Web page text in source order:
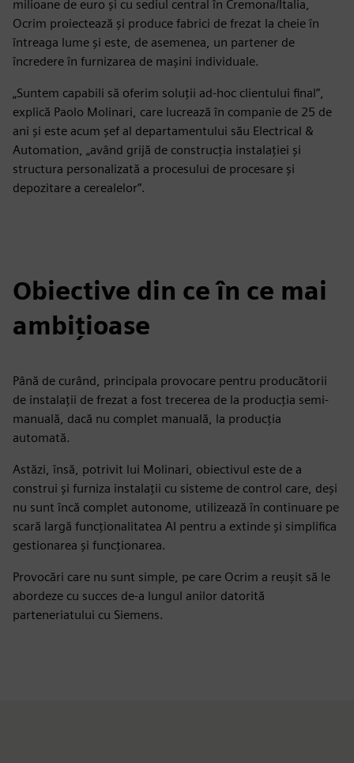
milioane de euro și cu sediul central în Cremona/Italia,
Ocrim proiectează și produce fabrici de frezat la cheie în
întreaga lume și este, de asemenea, un partener de
încredere în furnizarea de mașini individuale.
„Suntem capabili să oferim soluții ad-hoc clientului final”,
explică Paolo Molinari, care lucrează în companie de 25 de
ani și este acum șef al departamentului său Electrical &
Automation, „având grijă de construcția instalației și
structura personalizată a procesului de procesare și
depozitare a cerealelor”.
Obiective din ce în ce mai
ambițioase
Până de curând, principala provocare pentru producătorii
de instalații de frezat a fost trecerea de la producția semi-
manuală, dacă nu complet manuală, la producția
automată.
Astăzi, însă, potrivit lui Molinari, obiectivul este de a
construi și furniza instalații cu sisteme de control care, deși
nu sunt încă complet autonome, utilizează în continuare pe
scară largă funcționalitatea AI pentru a extinde și simplifica
gestionarea și funcționarea.
Provocări care nu sunt simple, pe care Ocrim a reușit să le
abordeze cu succes de-a lungul anilor datorită
parteneriatului cu Siemens.